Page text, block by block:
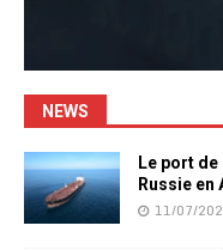
NEWS
Le port
Russie en
11/07/